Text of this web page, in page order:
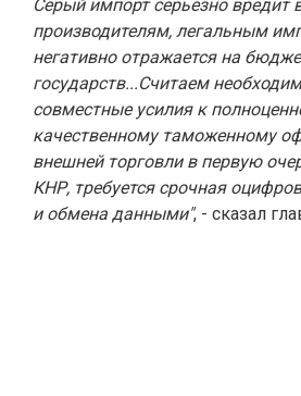
Серый импорт серьезно вредит
производителям, легальным
негативно отражается на
государств...Считаем
совместные усилия к
качественному таможенному
внешней торговли в первую
КНР, требуется срочная
и обмена данными", - сказал